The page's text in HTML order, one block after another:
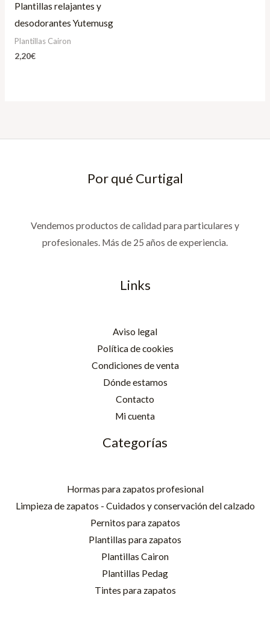
Plantillas relajantes y
desodorantes Yutemusg
Plantillas Cairon
2,20€
Por qué Curtigal
Vendemos productos de calidad para particulares y
profesionales. Más de 25 años de experiencia.
Links
Aviso legal
Política de cookies
Condiciones de venta
Dónde estamos
Contacto
Mi cuenta
Categorías
Hormas para zapatos profesional
Limpieza de zapatos - Cuidados y conservación del calzado
Pernitos para zapatos
Plantillas para zapatos
Plantillas Cairon
Plantillas Pedag
Tintes para zapatos